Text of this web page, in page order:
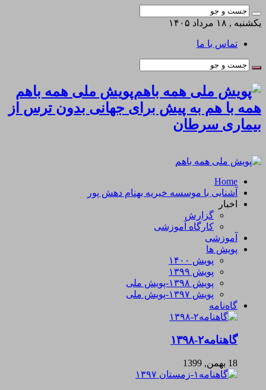
یکشنبه , ۱۸ مرداد ۱۴۰۵
تماس با ما
پویش ملی همه باهم
همه با هم به پیش برای جهانی بدون ترس از
بیماری سرطان
Home
آشنایی با موسسه خیریه بهنام دهش پور
اخبار
گزارش
کارگاه آموزشی
آموزشی
پویش ها
پویش ۱۴۰۰
پویش ۱۳۹۹
پویش ۱۳۹۸-پویش ملی
پویش ۱۳۹۷-پویش ملی
گاه‌نامه
گاهنامه۲-۱۳۹۸
18 بهمن, 1399